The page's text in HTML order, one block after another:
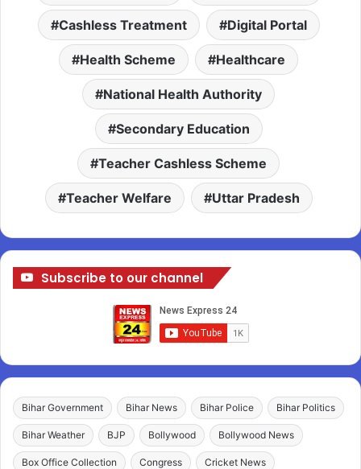
Cashless Treatment Digital Portal
Health Scheme Healthcare
National Health Authority
Secondary Education
Teacher Cashless Scheme
Teacher Welfare Uttar Pradesh
Subscribe to our channel
Bihar Government Bihar News Bihar Police Bihar Politics
Bihar Weather BJP Bollywood Bollywood News
Box Office Collection Congress Cricket News